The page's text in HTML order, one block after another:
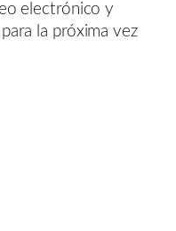
electrónico y
la próxima vez